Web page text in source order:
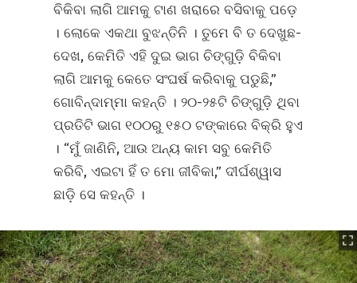
ବିକିବା ଲାଗି ଆମକୁ ଟାଣ ଖରାରେ ବସିବାକୁ ପଡ଼େ
। ଲୋକେ ଏକଥା ବୁଝନ୍ତିନି । ତୁମେ ବି ତ ଦେଖୁଛ-
ଦେଖ, କେମିତି ଏହି ଦୁଇ ଭାଗ ଚିଙ୍ଗୁଡ଼ି ବିକିବା
ଲାଗି ଆମକୁ କେତେ ସଂଘର୍ଷ କରିବାକୁ ପଡୁଛି,”
ଗୋବିନ୍ଦାମ୍ମା କହନ୍ତି । ୨୦-୨୫ଟି ଚିଙ୍ଗୁଡ଼ି ଥିବା
ପ୍ରତିଟି ଭାଗ ୧୦୦ରୁ ୧୫୦ ଟଙ୍କାରେ ବିକ୍ରି ହୁଏ
। “ମୁଁ ଜାଣିନି, ଆଉ ଅନ୍ୟ କାମ ସବୁ କେମିତି
କରିବି, ଏଇଟା ହିଁ ତ ମୋ ଜୀବିକା,” ଦୀର୍ଘଶ୍ୱାସ
ଛାଡ଼ି ସେ କହନ୍ତି ।